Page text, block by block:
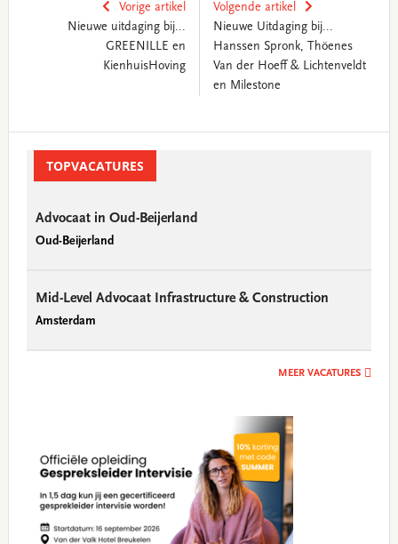
Vorige artikel
Nieuwe uitdaging bij...
GREENILLE en
KienhuisHoving
Volgende artikel
Nieuwe Uitdaging bij...
Hanssen Spronk, Thöenes
Van der Hoeff & Lichtenveldt
en Milestone
SidebarTOPVACATURES
Advocaat in Oud-Beijerland
Oud-Beijerland
Mid-Level Advocaat Infrastructure & Construction
Amsterdam
MEER VACATURES